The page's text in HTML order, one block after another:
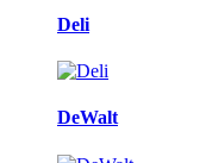
Deli
DeWalt